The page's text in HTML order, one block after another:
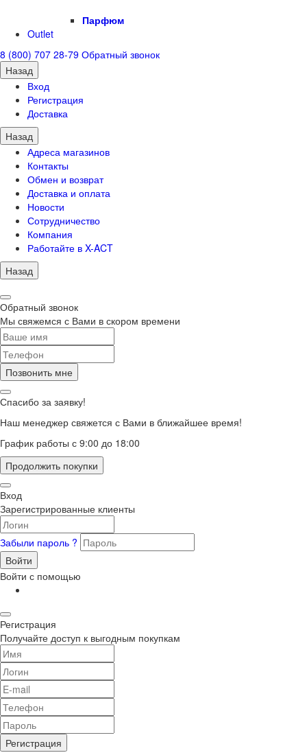
Парфюм
Outlet
8 (800) 707 28-79 Обратный звонок
Назад
Вход
Регистрация
Доставка
Назад
Адреса магазинов
Контакты
Обмен и возврат
Доставка и оплата
Новости
Сотрудничество
Компания
Работайте в X-ACT
Назад
Обратный звонок
Мы свяжемся с Вами в скором времени
Позвонить мне
Спасибо за заявку!
Наш менеджер свяжется с Вами в ближайшее время!
График работы с 9:00 до 18:00
Продолжить покупки
Вход
Зарегистрированные клиенты
Забыли пароль ?
Войти
Войти с помощью
Регистрация
Получайте доступ к выгодным покупкам
Регистрация